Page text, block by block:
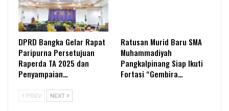
DPRD Bangka Gelar Rapat
Paripurna Persetujuan
Raperda TA 2025 dan
Penyampaian…
Ratusan Murid Baru SMA
Muhammadiyah
Pangkalpinang Siap Ikuti
Fortasi “Gembira…
PREV NEXT